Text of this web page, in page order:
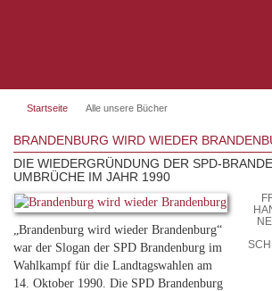
Startseite Alle unsere Bücher
BRANDENBURG WIRD WIEDER
DIE WIEDERGRÜNDUNG DER SPD-
UMBRÜCHE IM JAHR 1990
„Brandenburg wird wieder Brandenburg“
war der Slogan der SPD Brandenburg im
Wahlkampf für die Landtagswahlen am
14. Oktober 1990. Die SPD Brandenburg